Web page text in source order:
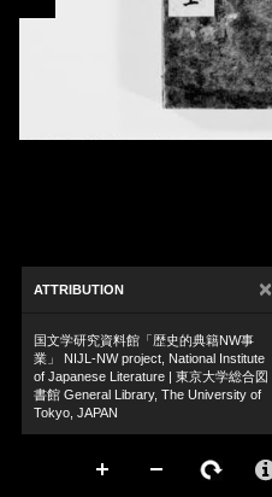
ATTRIBUTION ×
国文学研究資料館「歴史的典籍NW事
業」 NIJL-NW project, National Institute
of Japanese Literature | 東京大学総合図
書館 General Library, The University of
Tokyo, JAPAN